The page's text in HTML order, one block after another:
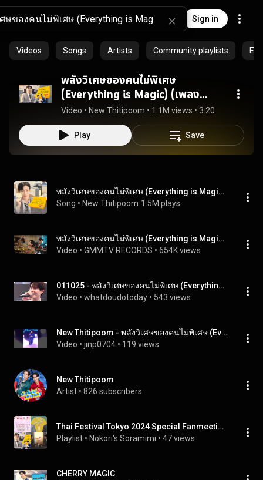
Sign in
Videos Songs Artists Community playlists
พลังวิเศษของคนไม่พิเศษ
(Everything is Magic) (เพลง
ประกอบซีรีส์ Cherry Magic 30 ยัง
ซิง)
Video • New Thitipoom • 1.1M views • 3:20
Play Save
พลังวิเศษของคนไม่พิเศษ (Everything is Magic) (เพลงประกอบซีรีส์ Cherry Magic 30 ยังซิง)
Song • New Thitipoom 1.5M plays
พลังวิเศษของคนไม่พิเศษ (Everything is Magic) [COVER] Ost.Cherry Magic 30 ยังซิง - Junior (feat.Sing)
Video • GMMTV RECORDS • 654K views
011025 - พลังวิเศษของคนไม่พิเศษ (Everything is Magic) | KASIBOOK #SamsungBespokeAILaundryxBook
Video • whatdoudotoday • 543 views
New Thitipoom - พลังวิเศษของคนไม่พิเศษ (Everything is Magic)2024.01.06 #Beluca1stFMinTaipei #Newwiee
Video • jinp0704 • 119 views
New Thitipoom
Artist • 826 subscribers
Thai Festival Tokyo 2024 Special Fanmeeting/TayNew
Playlist • Nokori's Soramimi • 47 views
CHERRY MAGIC